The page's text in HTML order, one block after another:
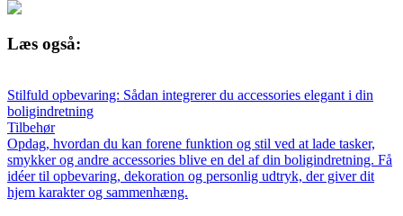
Læs også:
Stilfuld opbevaring: Sådan integrerer du accessories elegant i din
boligindretning
Tilbehør
Opdag, hvordan du kan forene funktion og stil ved at lade tasker,
smykker og andre accessories blive en del af din boligindretning. Få
idéer til opbevaring, dekoration og personlig udtryk, der giver dit
hjem karakter og sammenhæng.